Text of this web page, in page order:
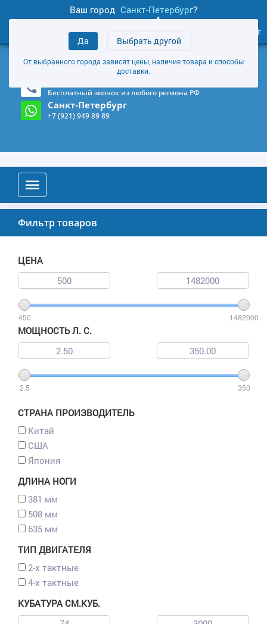
Ваш город Санкт-Петербург?
Да Выбрать другой
От выбранного города зависят цены, наличие товара и способы
доставки.
товаров
Личный кабинет
+7 (921) 949 89 89
Магазин и склад в Санкт-Петербурге (Карта)
Бесплатный звонок из любого региона РФ
Санкт-Петербург
+7 (921) 949 89 89
Фильтр товаров
ЦЕНА
450 1482000
МОЩНОСТЬ Л. С.
2.5 350
СТРАНА ПРОИЗВОДИТЕЛЬ
Китай
США
Япония
ДЛИНА НОГИ
381 мм
508 мм
635 мм
ТИП ДВИГАТЕЛЯ
2-х тактные
4-х тактные
КУБАТУРА СМ.КУБ.